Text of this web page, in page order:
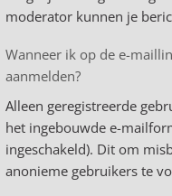
moderator kunnen je
Wanneer ik op de e-
aanmelden?
Alleen geregistreerde
het ingebouwde e-
ingeschakeld). Dit om
anonieme gebruikers te